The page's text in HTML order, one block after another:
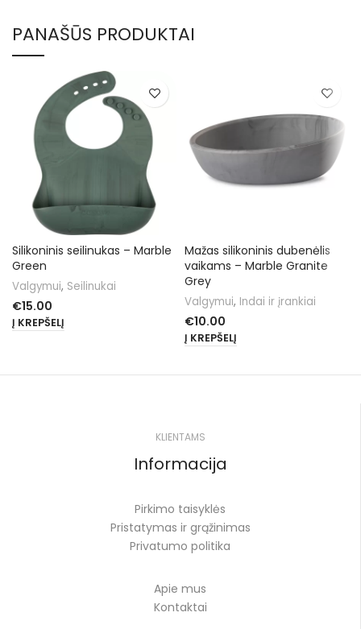
PANAŠŪS PRODUKTAI
Silikoninis seilinukas – Marble
Green
Valgymui, Seilinukai
€15.00
Į KREPŠELĮ
Mažas silikoninis dubenėlis
vaikams – Marble Granite
Grey
Valgymui, Indai ir įrankiai
€10.00
Į KREPŠELĮ
KLIENTAMS
Informacija
Pirkimo taisyklės
Pristatymas ir grąžinimas
Privatumo politika
Apie mus
Kontaktai